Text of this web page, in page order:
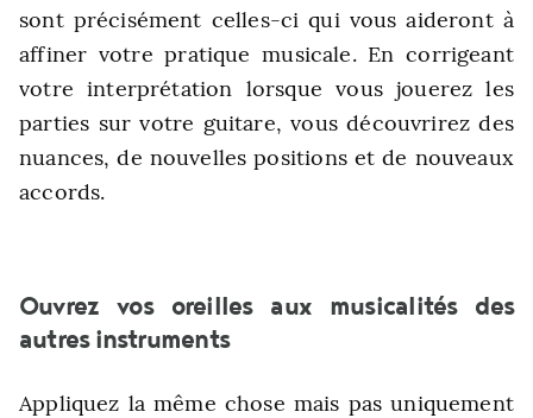
sont précisément celles-ci qui vous aideront à
affiner votre pratique musicale. En corrigeant
votre interprétation lorsque vous jouerez les
parties sur votre guitare, vous découvrirez des
nuances, de nouvelles positions et de nouveaux
accords.
Ouvrez vos oreilles aux musicalités des
autres instruments
Appliquez la même chose mais pas uniquement